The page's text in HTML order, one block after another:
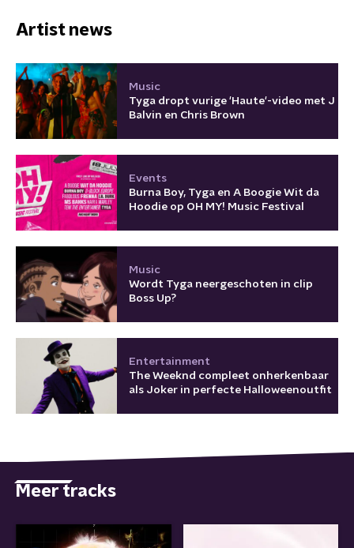
Artist news
Music
Tyga dropt vurige 'Haute'-video met J
Balvin en Chris Brown
Events
Burna Boy, Tyga en A Boogie Wit da
Hoodie op OH MY! Music Festival
Music
Wordt Tyga neergeschoten in clip
Boss Up?
Entertainment
The Weeknd compleet onherkenbaar
als Joker in perfecte Halloweenoutfit
Meer tracks